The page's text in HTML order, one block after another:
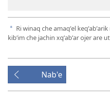
a Ri winaq che amaqʼel
kibʼim che jachin xqʼabʼar ojer are
Nab'e